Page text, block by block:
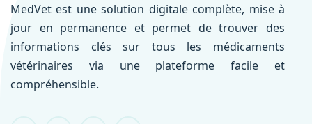
MedVet est une solution digitale complète, mise à
jour en permanence et permet de trouver des
informations clés sur tous les médicaments
vétérinaires via une plateforme facile et
compréhensible.